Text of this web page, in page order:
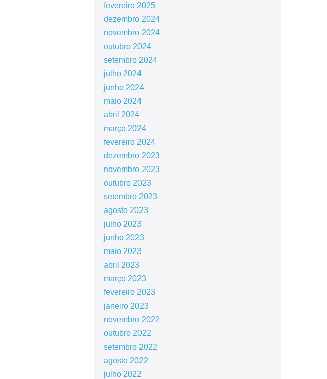
fevereiro 2025
dezembro 2024
novembro 2024
outubro 2024
setembro 2024
julho 2024
junho 2024
maio 2024
abril 2024
março 2024
fevereiro 2024
dezembro 2023
novembro 2023
outubro 2023
setembro 2023
agosto 2023
julho 2023
junho 2023
maio 2023
abril 2023
março 2023
fevereiro 2023
janeiro 2023
novembro 2022
outubro 2022
setembro 2022
agosto 2022
julho 2022